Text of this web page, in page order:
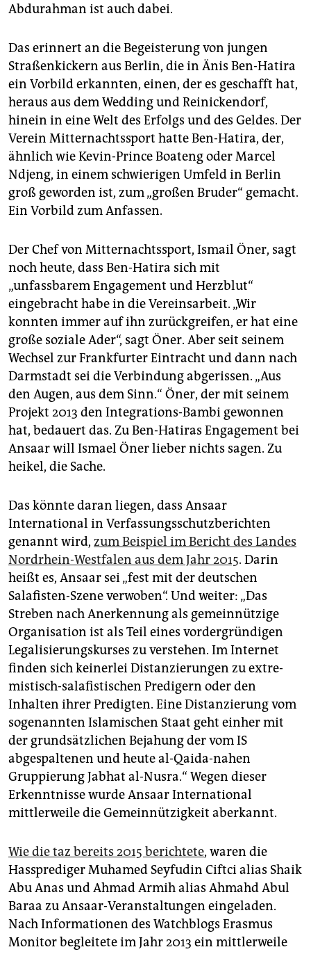
Abdurahman ist auch dabei.
Das erinnert an die Begeisterung von jungen
Straßenkickern aus Berlin, die in Änis Ben-Hatira
ein Vorbild erkannten, einen, der es geschafft hat,
heraus aus dem Wedding und Reinickendorf,
hinein in eine Welt des Erfolgs und des Geldes. Der
Verein Mitternachtssport hatte Ben-Hatira, der,
ähnlich wie Kevin-Prince Boateng oder Marcel
Ndjeng, in einem schwierigen Umfeld in Berlin
groß geworden ist, zum „großen Bruder“ gemacht.
Ein Vorbild zum Anfassen.
Der Chef von Mitternachtssport, Ismail Öner, sagt
noch heute, dass Ben-Hatira sich mit
„unfassbarem Engagement und Herzblut“
eingebracht habe in die Vereinsarbeit. „Wir
konnten immer auf ihn zurückgreifen, er hat eine
große soziale Ader“, sagt Öner. Aber seit seinem
Wechsel zur Frankfurter Eintracht und dann nach
Darmstadt sei die Verbindung abgerissen. „Aus
den Augen, aus dem Sinn.“ Öner, der mit seinem
Projekt 2013 den Integrations-Bambi gewonnen
hat, bedauert das. Zu Ben-Hatiras Engagement bei
Ansaar will Ismael Öner lieber nichts sagen. Zu
heikel, die Sache.
Das könnte daran liegen, dass Ansaar
International in Verfassungsschutzberichten
genannt wird, zum Beispiel im Bericht des Landes
Nordrhein-Westfalen aus dem Jahr 2015. Darin
heißt es, Ansaar sei „fest mit der deutschen
Salafisten-Szene verwoben“. Und weiter: „Das
Streben nach Anerkennung als gemeinnützige
Organisation ist als Teil eines vordergründigen
Legalisierungskurses zu verstehen. Im Internet
finden sich keinerlei Distanzierungen zu ex­tre­
mistisch-salafistischen Predigern oder den
Inhalten ihrer Predigten. Eine Distanzierung vom
sogenannten Islamischen Staat geht einher mit
der grundsätzlichen Bejahung der vom IS
abgespaltenen und heute al-Qaida-nahen
Gruppierung Jabhat al-Nusra.“ Wegen dieser
Erkenntnisse wurde Ansaar International
mittlerweile die Gemeinnützigkeit aberkannt.
Wie die taz bereits 2015 berichtete, waren die
Hassprediger Muhamed Seyfudin Ciftci alias Shaik
Abu Anas und Ahmad Armih alias Ahmahd Abul
Baraa zu Ansaar-Veranstaltungen eingeladen.
Nach Informationen des Watchblogs Erasmus
Monitor begleitete im Jahr 2013 ein mittlerweile